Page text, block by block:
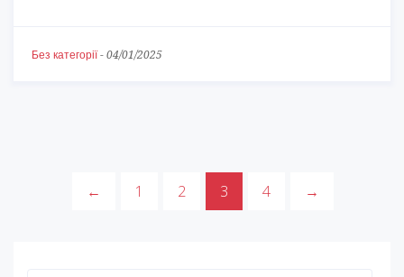
Без категорії- 04/01/2025
← 1 2 3 4 →